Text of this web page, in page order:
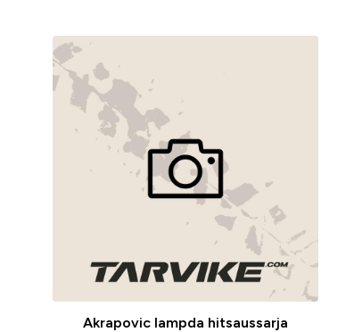
Akrapovic lampda hitsaussarja